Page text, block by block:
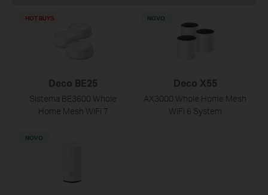
Deco BE25
Sistema BE3600 Whole
Home Mesh WiFi 7
HOT BUYS
Deco X55
AX3000 Whole Home Mesh
WiFi 6 System
NOVO
NOVO